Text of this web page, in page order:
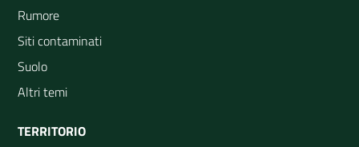
Rumore
Siti contaminati
Suolo
Altri temi
TERRITORIO